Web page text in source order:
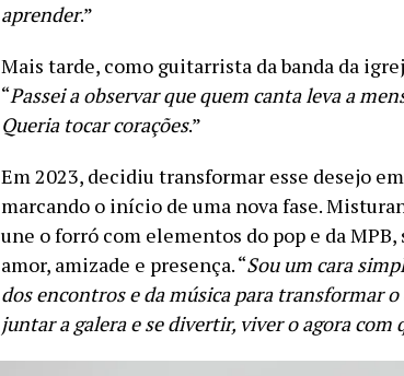
aprender.”
Mais tarde, como guitarrista da banda da
“Passei a observar que quem canta leva a
Queria tocar corações.”
Em 2023, decidiu transformar esse desejo
marcando o início de uma nova fase.
une o forró com elementos do pop e da
amor, amizade e presença. “Sou um cara
dos encontros e da música para transformar o
juntar a galera e se divertir, viver o agora com